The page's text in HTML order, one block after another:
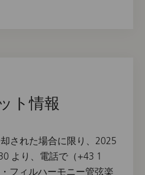
ト情報
された場合に限り、2025
より、電話で（+43 1
フィルハーモニー管弦楽